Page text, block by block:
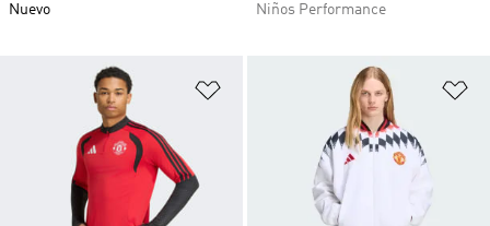
Nuevo
Niños Performance
Añadir a la lista de deseos